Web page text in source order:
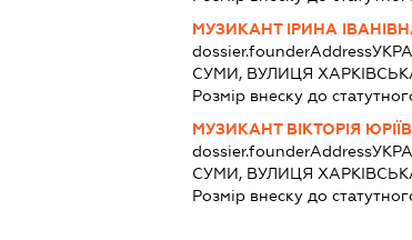
МУЗИКАНТ ІРИНА
dossier.founderAddress
СУМИ, ВУЛИЦЯ
Розмір внеску до
МУЗИКАНТ ВІКТОРІЯ
dossier.founderAddress
СУМИ, ВУЛИЦЯ
Розмір внеску до